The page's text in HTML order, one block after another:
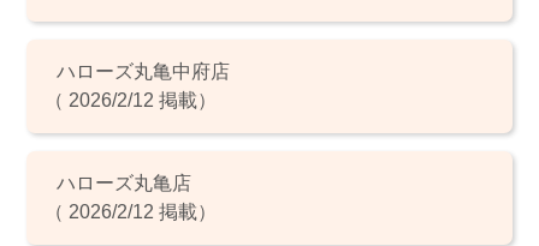
ハローズ丸亀中府店
（ 2026/2/12 掲載）
ハローズ丸亀店
（ 2026/2/12 掲載）